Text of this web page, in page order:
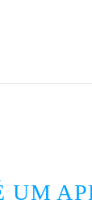
UM